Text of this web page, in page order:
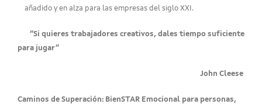
añadido y en alza para las empresas del siglo XXI.
“Si quieres trabajadores creativos, dales tiempo suficiente
para jugar”
John Cleese
Caminos de Superación: BienSTAR Emocional para personas,